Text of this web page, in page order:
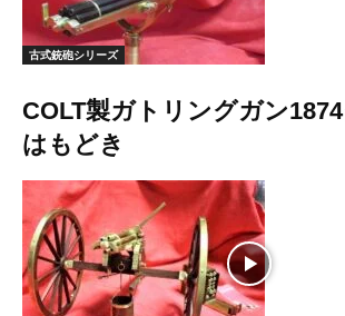
古式銃砲シリーズ
COLT製ガトリングガン
はもどき